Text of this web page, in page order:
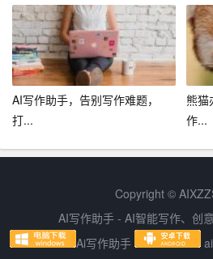
3. 利用文章评估功能，提升文章
台对你的作品进行评估，根据平
的文章更加优秀。
4. 求助人工辅助服务，解决写作难
果遇到难题，可以向平台求助，平
解答。
5. 利用学习功能，不断提升自己
续写作，平台会根据你的写作习惯
能，帮助你提升写作水平。
AI写作助手，告别写作难题，
打...
熊猫
作...
Copyright ©
AI写作助手 - AI智能写作、创
Ai写作助手